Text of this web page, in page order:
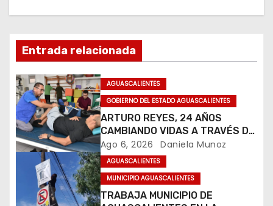
c
i
ó
n
d
e
Entrada relacionada
AGUASCALIENTES
GOBIERNO DEL ESTADO AGUASCALIENTES
ARTURO REYES, 24 AÑOS
CAMBIANDO VIDAS A TRAVÉS DE
LA TERAPIA FÍSICA
Ago 6, 2026 Daniela Munoz
AGUASCALIENTES
MUNICIPIO AGUASCALIENTES
TRABAJA MUNICIPIO DE